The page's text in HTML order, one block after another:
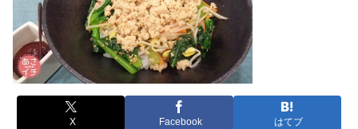
X Facebook はてブ